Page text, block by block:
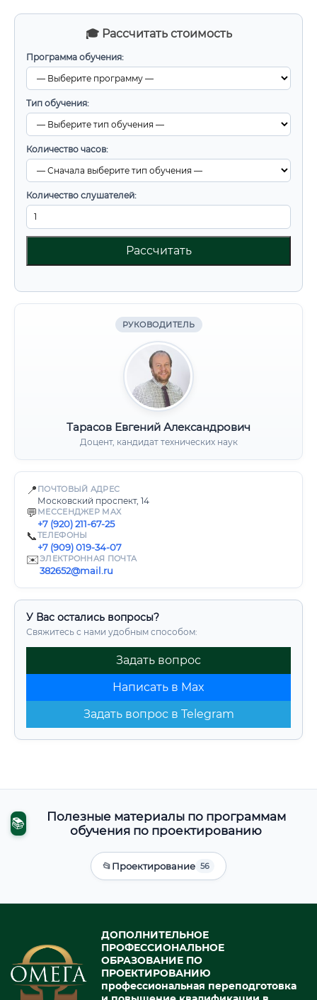
🎓 Рассчитать стоимость
Программа обучения:
Тип обучения:
Количество часов:
Количество слушателей:
Рассчитать
РУКОВОДИТЕЛЬ
Тарасов Евгений Александрович
Доцент, кандидат технических наук
📍 ПОЧТОВЫЙ АДРЕС
Московский проспект, 14
💬 МЕССЕНДЖЕР MAX
+7 (920) 211-67-25
📞ТЕЛЕФОНЫ
+7 (909) 019-34-07
✉️ЭЛЕКТРОННАЯ ПОЧТА
382652@mail.ru
У Вас остались вопросы?
Свяжитесь с нами удобным способом:
Задать вопрос
Написать в Max
Задать вопрос в Telegram
📚
Полезные материалы по программам
обучения по проектированию
📂Проектирование 56
ДОПОЛНИТЕЛЬНОЕ
ПРОФЕССИОНАЛЬНОЕ
ОБРАЗОВАНИЕ ПО
ПРОЕКТИРОВАНИЮ
профессиональная переподготовка